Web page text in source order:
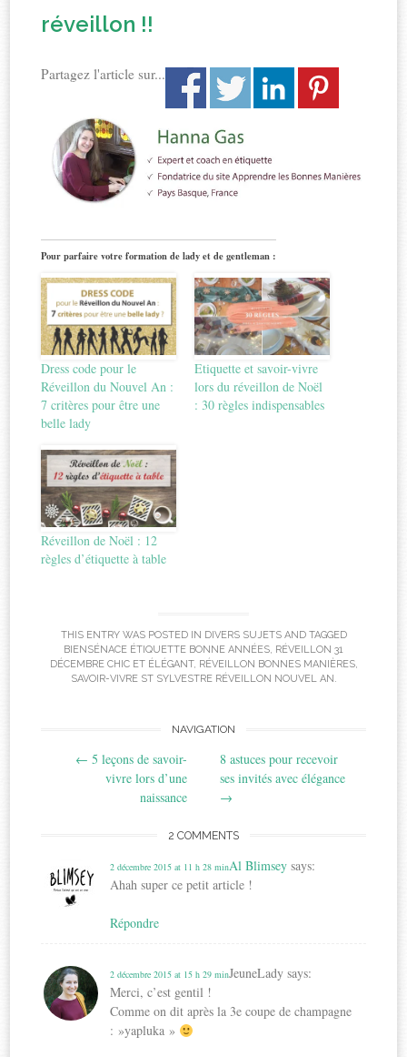
réveillon !!
Partagez l'article sur...
Pour parfaire votre formation de lady et de gentleman :
Dress code pour le
Réveillon du Nouvel An :
7 critères pour être une
belle lady
Etiquette et savoir-vivre
lors du réveillon de Noël
: 30 règles indispensables
Réveillon de Noël : 12
règles d’étiquette à table
THIS ENTRY WAS POSTED IN DIVERS SUJETSAND TAGGED
BIENSÉNACE ÉTIQUETTE BONNE ANNÉES, RÉVEILLON 31
DÉCEMBRE CHIC ET ÉLÉGANT, RÉVEILLON BONNES MANIÈRES,
SAVOIR-VIVRE ST SYLVESTRE RÉVEILLON NOUVEL AN.
navigation
NAVIGATION
← 5 leçons de savoir-
vivre lors d’une
naissance
8 astuces pour recevoir
ses invités avec élégance
→
2 COMMENTS
Al Blimsey says:
2 décembre 2015 at 11 h 28 min
Ahah super ce petit article !
Répondre
JeuneLady says:
2 décembre 2015 at 15 h 29 min
Merci, c’est gentil !
Comme on dit après la 3e coupe de champagne
: »yapluka »